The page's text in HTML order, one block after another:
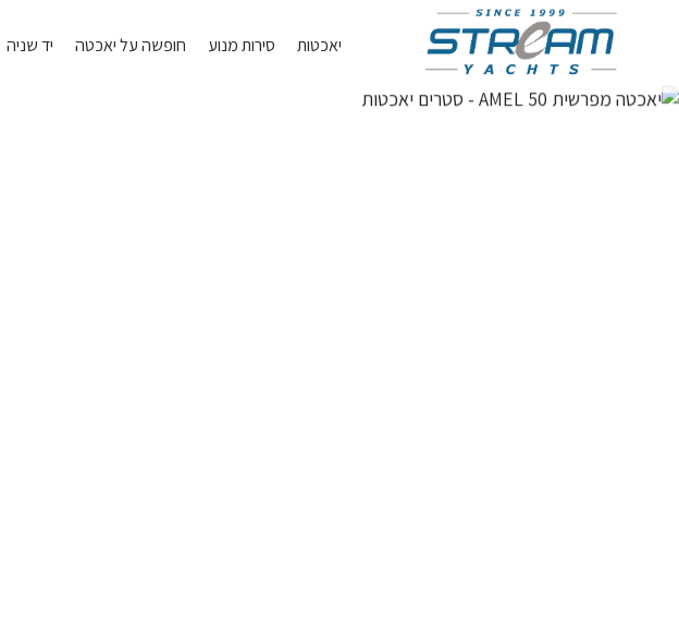
Skip
יאכטות סירות מנוע חופשה על יאכטה יד שניה